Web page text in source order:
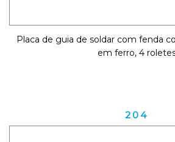
Placa de guia de soldar com fenda
em ferro, 4
204